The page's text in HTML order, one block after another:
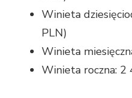
Winieta
PLN)
Winieta
Winieta roczna: 2